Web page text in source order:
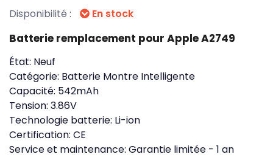
Disponibilité : En stock
Batterie remplacement pour Apple A2749
État: Neuf
Catégorie: Batterie Montre Intelligente
Capacité: 542mAh
Tension: 3.86V
Technologie batterie: Li-ion
Certification: CE
Service et maintenance: Garantie limitée - 1 an